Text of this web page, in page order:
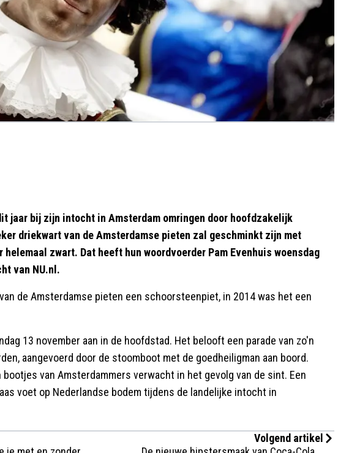
jaar bij zijn intocht in Amsterdam omringen door hoofdzakelijk
driekwart van de Amsterdamse pieten zal geschminkt zijn met
helemaal zwart. Dat heeft hun woordvoerder Pam Evenhuis woensdag
van NU.nl.
de Amsterdamse pieten een schoorsteenpiet, in 2014 was het een
13 november aan in de hoofdstad. Het belooft een parade van zo'n
aangevoerd door de stoomboot met de goedheiligman aan boord.
bootjes van Amsterdammers verwacht in het gevolg van de sint. Een
voet op Nederlandse bodem tijdens de landelijke intocht in
Volgend artikel